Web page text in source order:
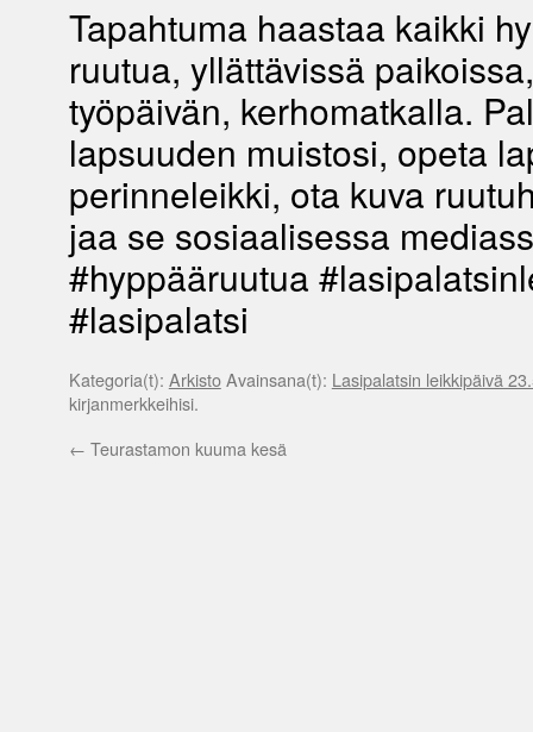
Tapahtuma haastaa kaikki
ruutua, yllättävissä
työpäivän, kerhomatkalla.
lapsuuden muistosi, opeta
perinneleikki, ota kuva
jaa se sosiaalisessa
#hyppääruutua
#lasipalatsi
Kategoria(t): ArkistoAvainsana(t): Lasipalatsin leikkipäivä
kirjanmerkkeihisi.
← Teurastamon kuuma kesä